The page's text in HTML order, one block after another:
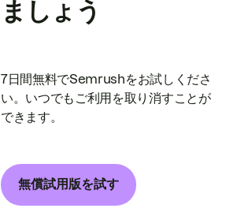
ましょう
7日間無料でSemrushをお試しくださ
い。いつでもご利用を取り消すことが
できます。
無償試用版を試す